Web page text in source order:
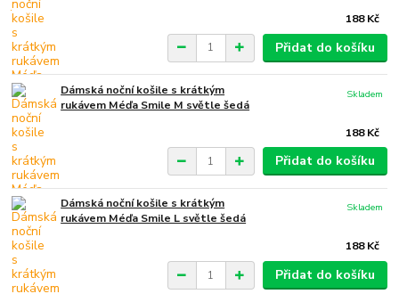
188 Kč
Přidat do košíku
Dámská noční košile s krátkým
rukávem Méďa Smile M světle šedá
188 Kč
Skladem
Přidat do košíku
Dámská noční košile s krátkým
rukávem Méďa Smile L světle šedá
188 Kč
Skladem
Přidat do košíku